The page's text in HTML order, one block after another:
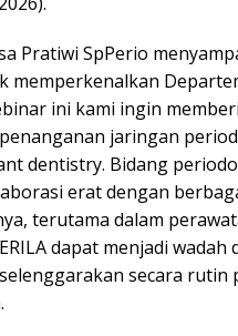
Pratiwi SpPerio
memperkenalkan
ini kami ingin
jaringan
dentistry. Bidang
erat dengan
terutama dalam
dapat menjadi wadah
secara rutin